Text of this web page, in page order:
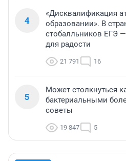
4
«Дисквалификация
образовании». В
стобалльников ЕГЭ
для радости
21 791 16
5
Может столкнуться
бактериальными
советы
19 847 5